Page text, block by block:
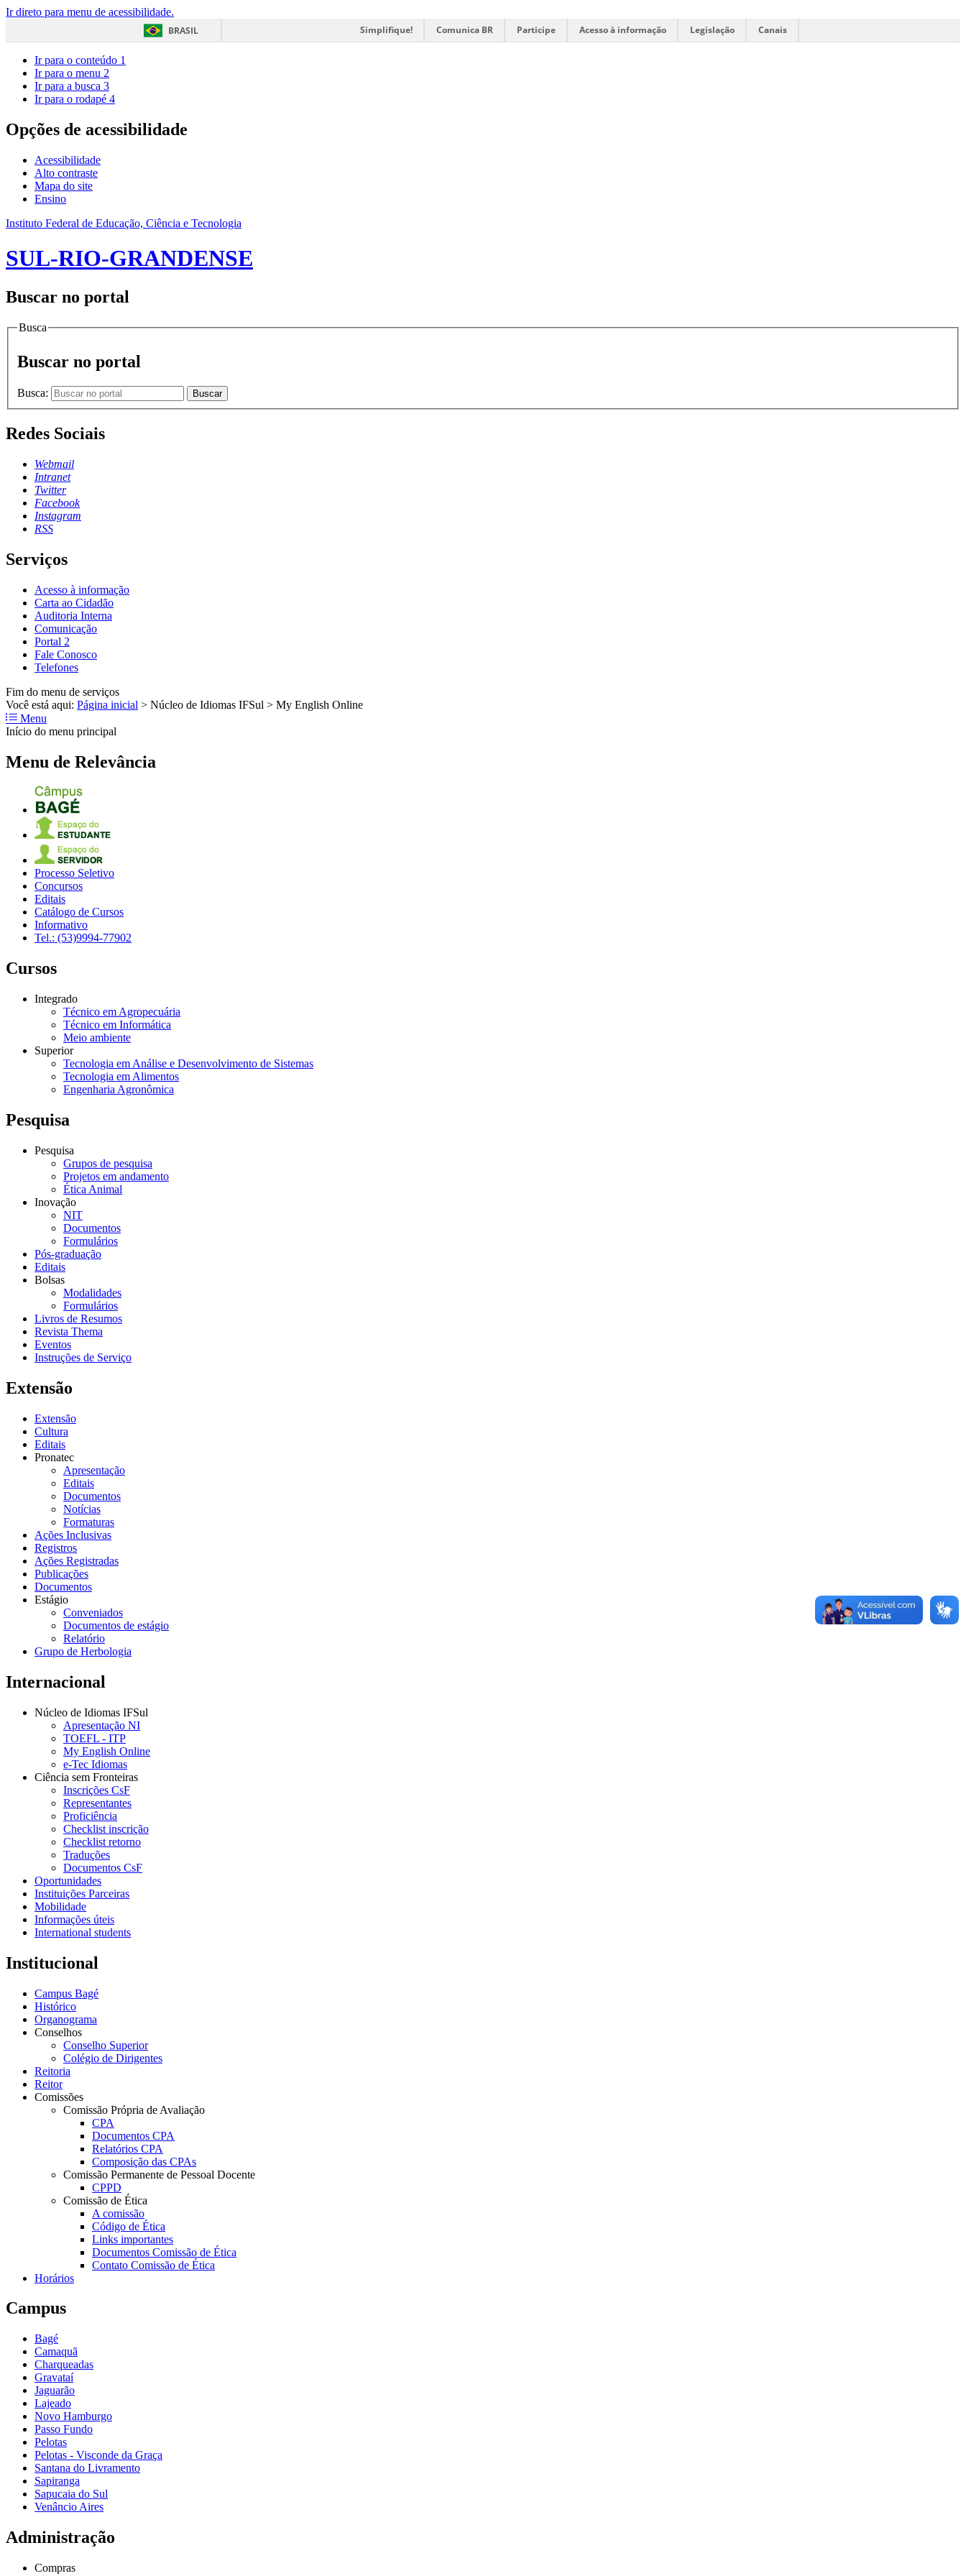
Ir direto para menu de acessibilidade.
BRASIL
Simplifique! Comunica BR Participe Acesso à informação Legislação Canais
Ir para o conteúdo 1
Ir para o menu 2
Ir para a busca 3
Ir para o rodapé 4
Opções de acessibilidade
Acessibilidade
Alto contraste
Mapa do site
Ensino
Instituto Federal de Educação, Ciência e Tecnologia
SUL-RIO-GRANDENSE
Buscar no portal
Busca
Buscar no portal
Busca: Buscar
Redes Sociais
Webmail
Intranet
Twitter
Facebook
Instagram
RSS
Serviços
Acesso à informação
Carta ao Cidadão
Auditoria Interna
Comunicação
Portal 2
Fale Conosco
Telefones
Fim do menu de serviços
Você está aqui: Página inicial > Núcleo de Idiomas IFSul > My English Online
Menu
Início do menu principal
Menu de Relevância
Processo Seletivo
Concursos
Editais
Catálogo de Cursos
Informativo
Tel.: (53)9994-77902
Cursos
Integrado
Técnico em Agropecuária
Técnico em Informática
Meio ambiente
Superior
Tecnologia em Análise e Desenvolvimento de Sistemas
Tecnologia em Alimentos
Engenharia Agronômica
Pesquisa
Pesquisa
Grupos de pesquisa
Projetos em andamento
Ética Animal
Inovação
NIT
Documentos
Formulários
Pós-graduação
Editais
Bolsas
Modalidades
Formulários
Livros de Resumos
Revista Thema
Eventos
Instruções de Serviço
Extensão
Extensão
Cultura
Editais
Pronatec
Apresentação
Editais
Documentos
Notícias
Formaturas
Ações Inclusivas
Registros
Ações Registradas
Publicações
Documentos
Estágio
Conveniados
Documentos de estágio
Relatório
Grupo de Herbologia
Internacional
Núcleo de Idiomas IFSul
Apresentação NI
TOEFL - ITP
My English Online
e-Tec Idiomas
Ciência sem Fronteiras
Inscrições CsF
Representantes
Proficiência
Checklist inscrição
Checklist retorno
Traduções
Documentos CsF
Oportunidades
Instituições Parceiras
Mobilidade
Informações úteis
International students
Institucional
Campus Bagé
Histórico
Organograma
Conselhos
Conselho Superior
Colégio de Dirigentes
Reitoria
Reitor
Comissões
Comissão Própria de Avaliação
CPA
Documentos CPA
Relatórios CPA
Composição das CPAs
Comissão Permanente de Pessoal Docente
CPPD
Comissão de Ética
A comissão
Código de Ética
Links importantes
Documentos Comissão de Ética
Contato Comissão de Ética
Horários
Campus
Bagé
Camaquã
Charqueadas
Gravataí
Jaguarão
Lajeado
Novo Hamburgo
Passo Fundo
Pelotas
Pelotas - Visconde da Graça
Santana do Livramento
Sapiranga
Sapucaia do Sul
Venâncio Aires
Administração
Compras